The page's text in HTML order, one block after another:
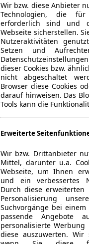
Wir bzw. diese Anbieter
Technologien, die für
erforderlich sind und
Webseite sicherstellen.
Nutzeraktivitäten
Setzen und
dieser Cookies bzw.
nicht abgeschaltet
Browser diese Cookies
darauf hinweisen. Das
Tools kann die
Erweiterte
Wir bzw. Drittanbieter
Mittel, darunter u.a.
Webseite, um Ihnen
und ein verbessertes
Durch diese
Personalisierung
Suchvorgänge bei
passende Angebote
personalisierte
diese auszuwerten. Wir